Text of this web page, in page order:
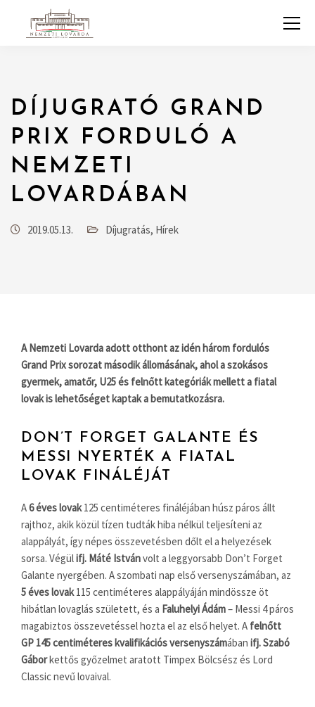
DÍJUGRATÓ GRAND
PRIX FORDULÓ A
NEMZETI
LOVARDÁBAN
2019.05.13. Díjugratás, Hírek
A Nemzeti Lovarda adott otthont az idén három fordulós
Grand Prix sorozat második állomásának, ahol a szokásos
gyermek, amatőr, U25 és felnőtt kategóriák mellett a fiatal
lovak is lehetőséget kaptak a bemutatkozásra.
DON’T FORGET GALANTE ÉS
MESSI NYERTÉK A FIATAL
LOVAK FINÁLÉJÁT
A6 éves lovak125 centiméteres fináléjában húsz páros állt
rajthoz, akik közül tízen tudták hiba nélkül teljesíteni az
alappályát, így népes összevetésben dőlt el a helyezések
sorsa. Végülifj. Máté Istvánvolt a leggyorsabb Don’t Forget
Galante nyergében. A szombati nap első versenyszámában, az
5 éves lovak115 centiméteres alappályáján mindössze öt
hibátlan lovaglás született, és a Faluhelyi Ádám– Messi 4 páros
magabiztos összevetéssel hozta el az első helyet. A felnőtt
GP 145 centiméteres kvalifikációs versenyszámában ifj. Szabó
Gáborkettős győzelmet aratott Timpex Bölcsész és Lord
Classic nevű lovaival.